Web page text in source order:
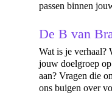
passen binnen
De B van
Wat is je verhaal?
jouw doelgroep
aan? Vragen die
ons buigen over